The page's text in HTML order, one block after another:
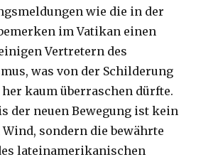
wie die in der
im Vatikan einen
Vertretern des
was von der Schilderung
kaum überraschen dürfte.
der neuen Bewegung ist kein
sondern die bewährte
lateinamerikanischen